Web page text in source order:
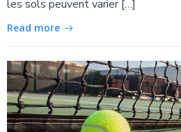
les sols peuvent varier […]
Read more